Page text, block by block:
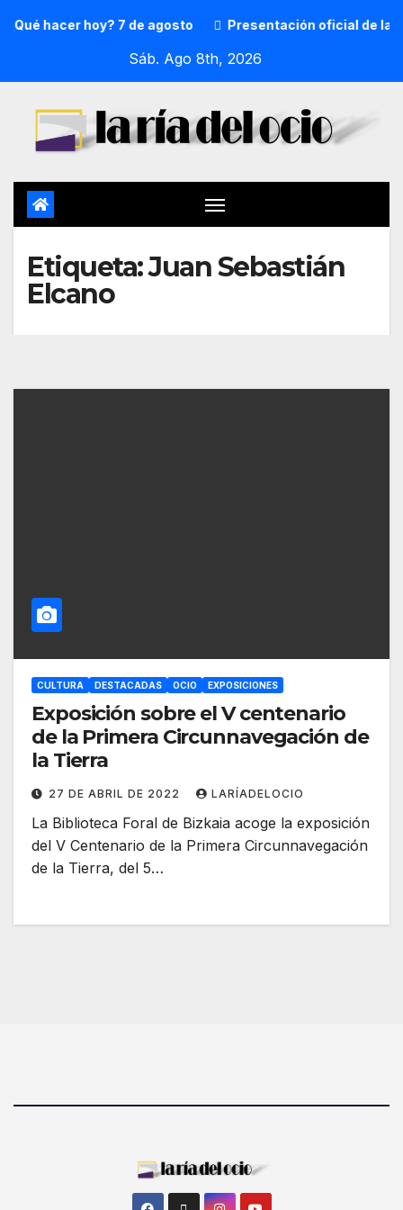
¿Qué hacer hoy? 7 de agosto Presentación oficial de la
Sáb. Ago 8th, 2026
Etiqueta:Juan Sebastián
Elcano
CULTURA DESTACADAS OCIO EXPOSICIONES
Exposición sobre el V centenario
de la Primera Circunnavegación de
la Tierra
27 DE ABRIL DE 2022 LARÍADELOCIO
La Biblioteca Foral de Bizkaia acoge la exposición
del V Centenario de la Primera Circunnavegación
de la Tierra, del 5…